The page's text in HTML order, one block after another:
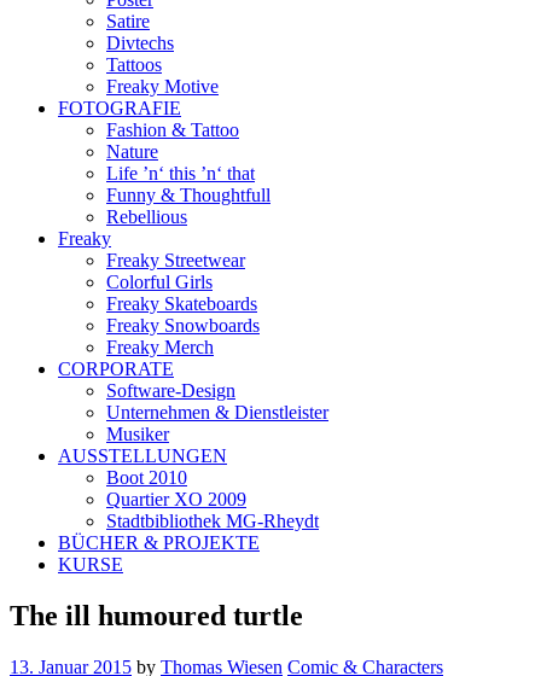
Satire
Divtechs
Tattoos
Freaky Motive
FOTOGRAFIE
Fashion & Tattoo
Nature
Life ’n‘ this ’n‘ that
Funny & Thoughtfull
Rebellious
Freaky
Freaky Streetwear
Colorful Girls
Freaky Skateboards
Freaky Snowboards
Freaky Merch
CORPORATE
Software-Design
Unternehmen & Dienstleister
Musiker
AUSSTELLUNGEN
Boot 2010
Quartier XO 2009
Stadtbibliothek MG-Rheydt
BÜCHER & PROJEKTE
KURSE
The ill humoured turtle
13. Januar 2015 by Thomas Wiesen Comic & Characters